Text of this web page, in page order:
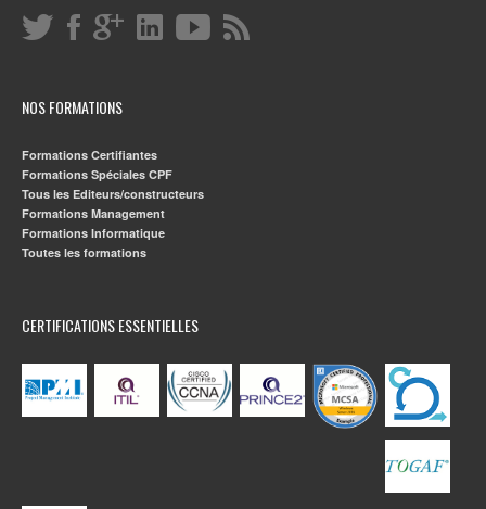
NOS FORMATIONS
Formations Certifiantes
Formations Spéciales CPF
Tous les Editeurs/constructeurs
Formations Management
Formations Informatique
Toutes les formations
CERTIFICATIONS ESSENTIELLES